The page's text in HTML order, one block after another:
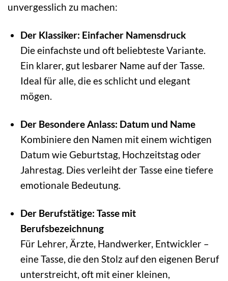
unvergesslich zu machen:
Der Klassiker: Einfacher Namensdruck
Die einfachste und oft beliebteste Variante.
Ein klarer, gut lesbarer Name auf der Tasse.
Ideal für alle, die es schlicht und elegant
mögen.
Der Besondere Anlass: Datum und Name
Kombiniere den Namen mit einem wichtigen
Datum wie Geburtstag, Hochzeitstag oder
Jahrestag. Dies verleiht der Tasse eine tiefere
emotionale Bedeutung.
Der Berufstätige: Tasse mit
Berufsbezeichnung
Für Lehrer, Ärzte, Handwerker, Entwickler –
eine Tasse, die den Stolz auf den eigenen Beruf
unterstreicht, oft mit einer kleinen,